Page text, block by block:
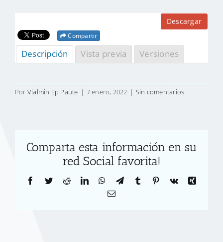
Descargar
Compartir
Descripción Vista previa Versiones
Por Vialmin Ep Paute | 7 enero, 2022 | Sin comentarios
Comparta esta información en su
red Social favorita!
Facebook
TwitterRedditLinkedInWhatsApp
TelegramTumblr Pinterest
Vk
Xing
Correo